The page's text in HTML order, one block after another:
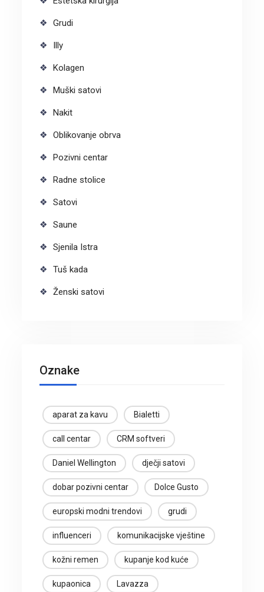
Grudi
Illy
Kolagen
Muški satovi
Nakit
Oblikovanje obrva
Pozivni centar
Radne stolice
Satovi
Saune
Sjenila Istra
Tuš kada
Ženski satovi
Oznake
aparat za kavu Bialetti
call centar CRM softveri
Daniel Wellington dječji satovi
dobar pozivni centar Dolce Gusto
europski modni trendovi grudi
influenceri komunikacijske vještine
kožni remen kupanje kod kuće
kupaonica Lavazza